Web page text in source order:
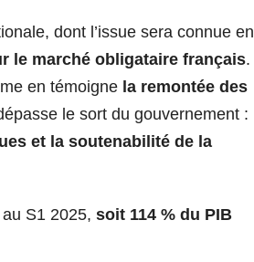
dont l’issue sera connue en
le marché obligataire français.
en témoigne la remontée des
le sort du gouvernement :
et la soutenabilité de la
S1 2025, soit 114 % du PIB